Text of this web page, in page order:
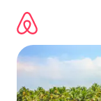
directement
contenu